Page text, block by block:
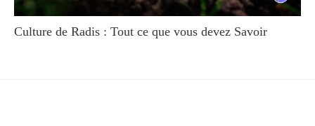
Culture de Radis : Tout ce que vous devez Savoir